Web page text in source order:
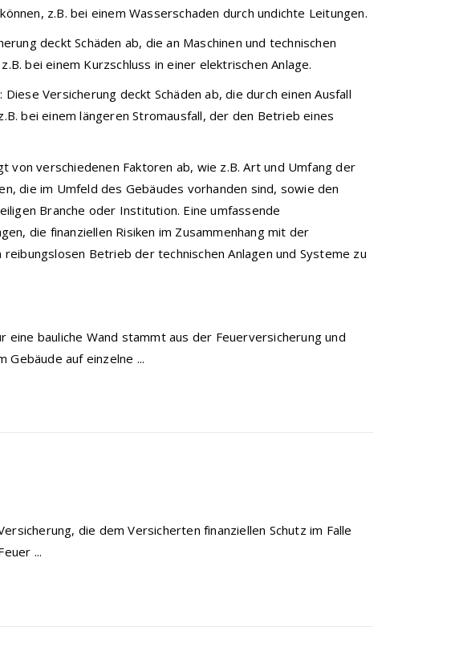
z.B. bei einem Wasserschaden durch undichte Leitungen.
deckt Schäden ab, die an Maschinen und technischen
bei einem Kurzschluss in einer elektrischen Anlage.
Versicherung deckt Schäden ab, die durch einen Ausfall
bei einem längeren Stromausfall, der den Betrieb eines
von verschiedenen Faktoren ab, wie z.B. Art und Umfang der
die im Umfeld des Gebäudes vorhanden sind, sowie den
Branche oder Institution. Eine umfassende
die finanziellen Risiken im Zusammenhang mit der
Betrieb der technischen Anlagen und Systeme zu
eine bauliche Wand stammt aus der Feuerversicherung und
Gebäude auf einzelne ...
die dem Versicherten finanziellen Schutz im Falle
...